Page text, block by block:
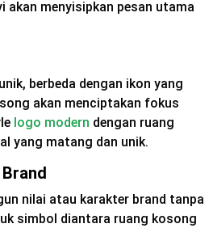
akan menyisipkan pesan utama
berbeda dengan ikon yang
akan menciptakan fokus
logo modern dengan ruang
yang matang dan unik.
nilai atau karakter brand tanpa
simbol diantara ruang kosong